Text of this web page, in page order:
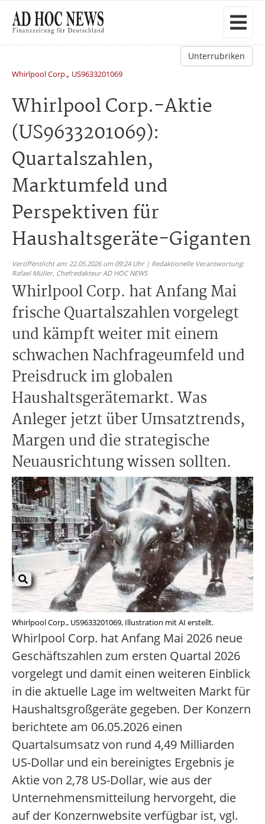
Unterrubriken
Whirlpool Corp., US9633201069
Whirlpool Corp.-Aktie
(US9633201069):
Quartalszahlen,
Marktumfeld und
Perspektiven für
Haushaltsgeräte-Giganten
Veröffentlicht am: 22.05.2026 um 09:24 Uhr | Redaktionelle Verantwortung:
Rafael Müller, Chefredakteur AD HOC NEWS
Whirlpool Corp. hat Anfang Mai
frische Quartalszahlen vorgelegt
und kämpft weiter mit einem
schwachen Nachfrageumfeld und
Preisdruck im globalen
Haushaltsgerätemarkt. Was
Anleger jetzt über Umsatztrends,
Margen und die strategische
Neuausrichtung wissen sollten.
Whirlpool Corp., US9633201069, Illustration mit AI erstellt.
Whirlpool Corp. hat Anfang Mai 2026 neue
Geschäftszahlen zum ersten Quartal 2026
vorgelegt und damit einen weiteren Einblick
in die aktuelle Lage im weltweiten Markt für
Haushaltsgroßgeräte gegeben. Der Konzern
berichtete am 06.05.2026 einen
Quartalsumsatz von rund 4,49 Milliarden
US-Dollar und ein bereinigtes Ergebnis je
Aktie von 2,78 US-Dollar, wie aus der
Unternehmensmitteilung hervorgeht, die
auf der Konzernwebsite verfügbar ist, vgl.